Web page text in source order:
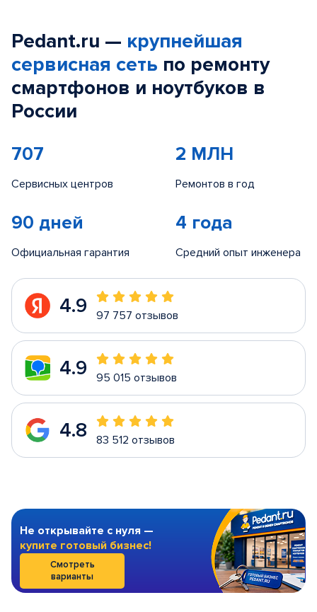
Pedant.ru — крупнейшая
сервисная сеть по ремонту
смартфонов и ноутбуков в
России
707
Сервисных центров
2 МЛН
Ремонтов в год
90 дней
Официальная гарантия
4 года
Средний опыт инженера
4.9 97 757 отзывов
4.9 95 015 отзывов
4.8 83 512 отзывов
Не открывайте с нуля —
купите готовый бизнес!
Смотреть
варианты